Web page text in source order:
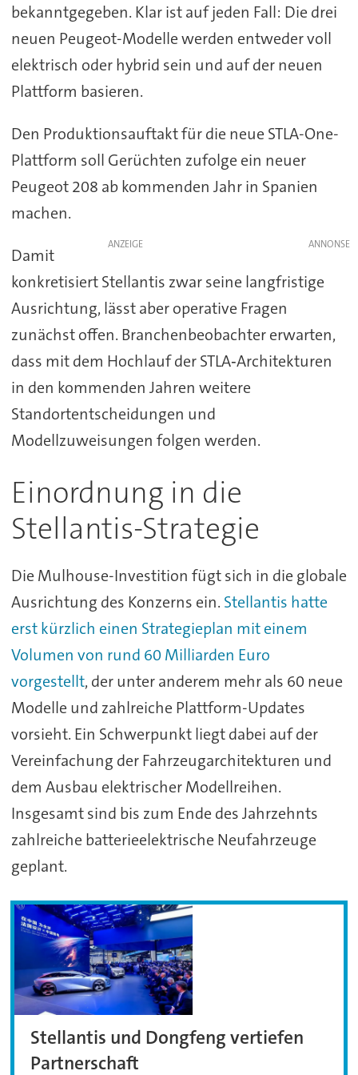
bekanntgegeben. Klar ist auf jeden Fall: Die drei
neuen Peugeot-Modelle werden entweder voll
elektrisch oder hybrid sein und auf der neuen
Plattform basieren.
Den Produktionsauftakt für die neue STLA-One-
Plattform soll Gerüchten zufolge ein neuer
Peugeot 208 ab kommenden Jahr in Spanien
machen.
ANZEIGE
Damit
konkretisiert Stellantis zwar seine langfristige
Ausrichtung, lässt aber operative Fragen
zunächst offen. Branchenbeobachter erwarten,
dass mit dem Hochlauf der STLA‑Architekturen
in den kommenden Jahren weitere
Standortentscheidungen und
Modellzuweisungen folgen werden.
Einordnung in die
Stellantis-Strategie
Die Mulhouse-Investition fügt sich in die globale
Ausrichtung des Konzerns ein. Stellantis hatte
erst kürzlich einen Strategieplan mit einem
Volumen von rund 60 Milliarden Euro
vorgestellt, der unter anderem mehr als 60 neue
Modelle und zahlreiche Plattform-Updates
vorsieht. Ein Schwerpunkt liegt dabei auf der
Vereinfachung der Fahrzeugarchitekturen und
dem Ausbau elektrischer Modellreihen.
Insgesamt sind bis zum Ende des Jahrzehnts
zahlreiche batterieelektrische Neufahrzeuge
geplant.
Stellantis und Dongfeng vertiefen
Partnerschaft